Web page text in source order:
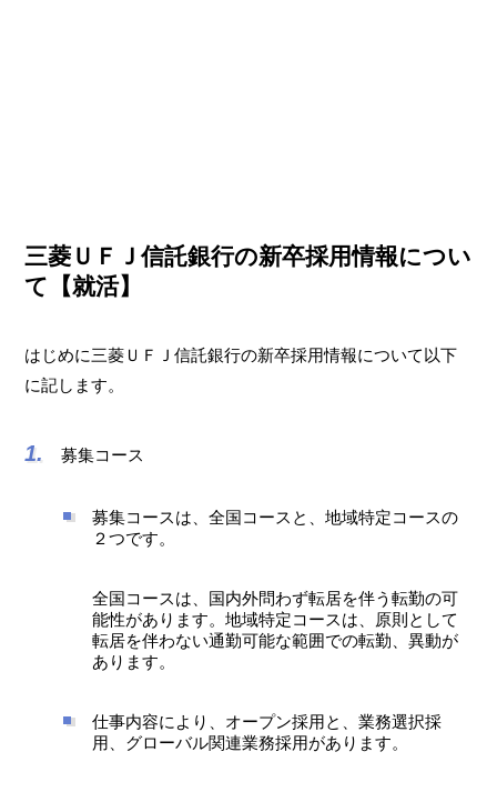
三菱ＵＦＪ信託銀行の新卒採用情報につい
て【就活】
はじめに三菱ＵＦＪ信託銀行の新卒採用情報について以下
に記します。
募集コース
募集コースは、全国コースと、地域特定コースの
２つです。
全国コースは、国内外問わず転居を伴う転勤の可
能性があります。地域特定コースは、原則として
転居を伴わない通勤可能な範囲での転勤、異動が
あります。
仕事内容により、オープン採用と、業務選択採
用、グローバル関連業務採用があります。